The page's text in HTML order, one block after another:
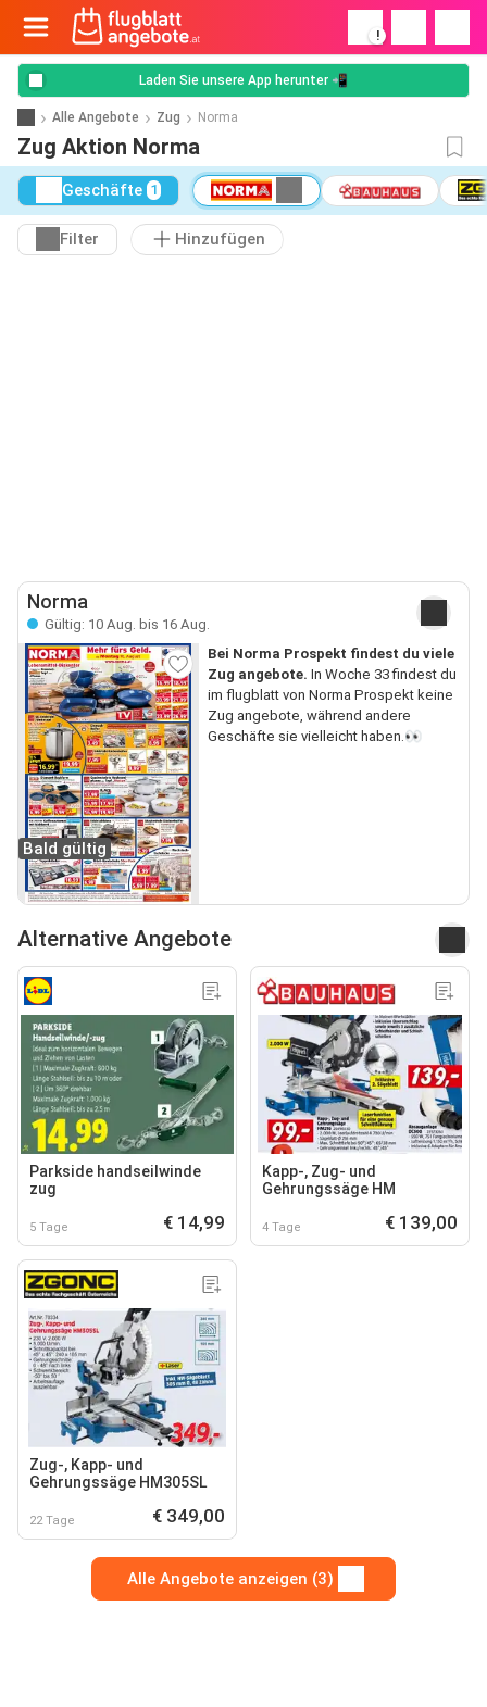
!
Laden Sie unsere App herunter 📲
Alle Angebote Zug Norma
Zug Aktion Norma
Geschäfte 1
Filter Hinzufügen
Norma
Gültig: 10 Aug. bis 16 Aug.
Bald gültig
Bei Norma Prospekt findest du viele
Zug angebote. In Woche 33 findest du
im flugblatt von Norma Prospekt keine
Zug angebote, während andere
Geschäfte sie vielleicht haben.👀
Alternative Angebote
Parkside handseilwinde
zug
5 Tage € 14,99
Kapp-, Zug- und
Gehrungssäge HM
4 Tage € 139,00
Zug-, Kapp- und
Gehrungssäge HM305SL
22 Tage € 349,00
Alle Angebote anzeigen (3)